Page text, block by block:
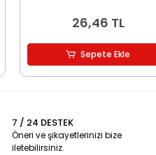
26,46 TL
Sepete Ekle
7 / 24 DESTEK
Öneri ve şikayetlerinizi bize
iletebilirsiniz.